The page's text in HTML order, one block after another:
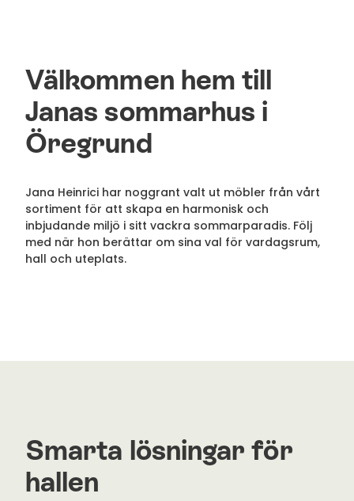
Välkommen hem till
Janas sommarhus i
Öregrund
Jana Heinrici har noggrant valt ut möbler från vårt
sortiment för att skapa en harmonisk och
inbjudande miljö i sitt vackra sommarparadis. Följ
med när hon berättar om sina val för vardagsrum,
hall och uteplats.
Smarta lösningar för
hallen